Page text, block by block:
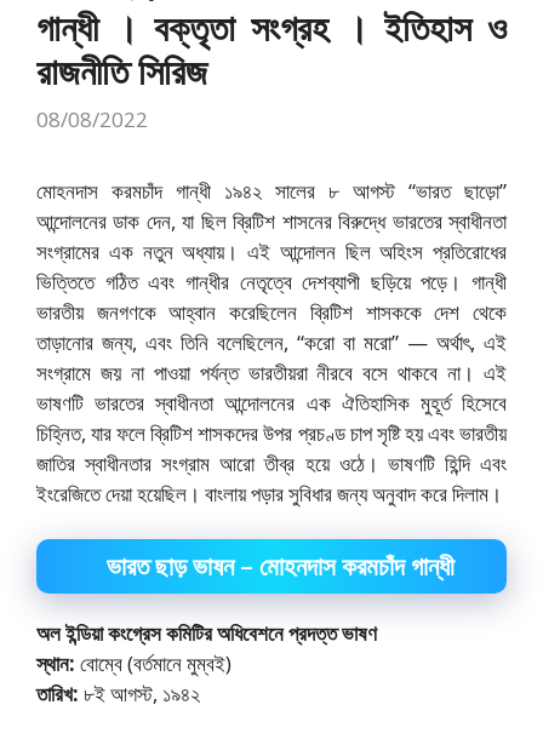
গান্ধী । বক্তৃতা সংগ্রহ । ইতিহাস ও
রাজনীতি সিরিজ
08/08/2022
মোহনদাস করমচাঁদ গান্ধী ১৯৪২ সালের ৮ আগস্ট “ভারত ছাড়ো”
আন্দোলনের ডাক দেন, যা ছিল ব্রিটিশ শাসনের বিরুদ্ধে ভারতের স্বাধীনতা
সংগ্রামের এক নতুন অধ্যায়। এই আন্দোলন ছিল অহিংস প্রতিরোধের
ভিত্তিতে গঠিত এবং গান্ধীর নেতৃত্বে দেশব্যাপী ছড়িয়ে পড়ে। গান্ধী
ভারতীয় জনগণকে আহ্বান করেছিলেন ব্রিটিশ শাসককে দেশ থেকে
তাড়ানোর জন্য, এবং তিনি বলেছিলেন, “করো বা মরো” — অর্থাৎ, এই
সংগ্রামে জয় না পাওয়া পর্যন্ত ভারতীয়রা নীরবে বসে থাকবে না। এই
ভাষণটি ভারতের স্বাধীনতা আন্দোলনের এক ঐতিহাসিক মুহূর্ত হিসেবে
চিহ্নিত, যার ফলে ব্রিটিশ শাসকদের উপর প্রচণ্ড চাপ সৃষ্টি হয় এবং ভারতীয়
জাতির স্বাধীনতার সংগ্রাম আরো তীব্র হয়ে ওঠে। ভাষণটি হিন্দি এবং
ইংরেজিতে দেয়া হয়েছিল। বাংলায় পড়ার সুবিধার জন্য অনুবাদ করে দিলাম।
ভারত ছাড় ভাষন – মোহনদাস করমচাঁদ গান্ধী
অল ইন্ডিয়া কংগ্রেস কমিটির অধিবেশনে প্রদত্ত ভাষণ
স্থান: বোম্বে (বর্তমানে মুম্বই)
তারিখ: ৮ই আগস্ট, ১৯৪২